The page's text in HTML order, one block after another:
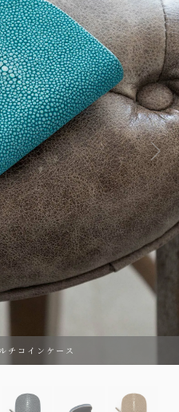
チコインケース
ジップ マルチコインケース